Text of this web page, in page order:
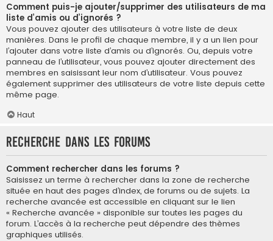
Comment puis-je ajouter/supprimer des utilisateurs de ma
liste d’amis ou d’ignorés ?
Vous pouvez ajouter des utilisateurs à votre liste de deux
manières. Dans le profil de chaque membre, il y a un lien pour
l’ajouter dans votre liste d’amis ou d’ignorés. Ou, depuis votre
panneau de l’utilisateur, vous pouvez ajouter directement des
membres en saisissant leur nom d’utilisateur. Vous pouvez
également supprimer des utilisateurs de votre liste depuis cette
même page.
Haut
Recherche dans les forums
Comment rechercher dans les forums ?
Saisissez un terme à rechercher dans la zone de recherche
située en haut des pages d’index, de forums ou de sujets. La
recherche avancée est accessible en cliquant sur le lien
« Recherche avancée » disponible sur toutes les pages du
forum. L’accès à la recherche peut dépendre des thèmes
graphiques utilisés.